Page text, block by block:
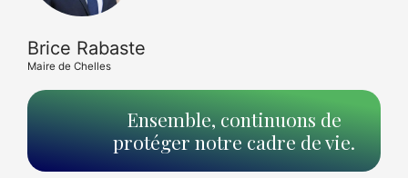
Brice Rabaste
Maire de Chelles
Ensemble, continuons de
protéger notre cadre de vie.